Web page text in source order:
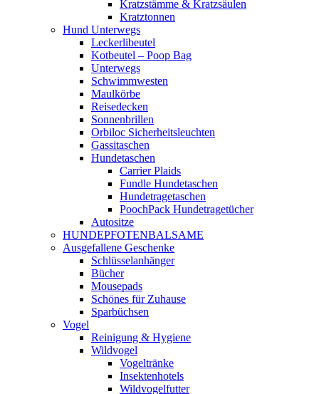
Kratzstämme & Kratzsäulen
Kratztonnen
Hund Unterwegs
Leckerlibeutel
Kotbeutel – Poop Bag
Unterwegs
Schwimmwesten
Maulkörbe
Reisedecken
Sonnenbrillen
Orbiloc Sicherheitsleuchten
Gassitaschen
Hundetaschen
Carrier Plaids
Fundle Hundetaschen
Hundetragetaschen
PoochPack Hundetragetücher
Autositze
HUNDEPFOTENBALSAME
Ausgefallene Geschenke
Schlüsselanhänger
Bücher
Mousepads
Schönes für Zuhause
Sparbüchsen
Vogel
Reinigung & Hygiene
Wildvogel
Vogeltränke
Insektenhotels
Wildvogelfutter